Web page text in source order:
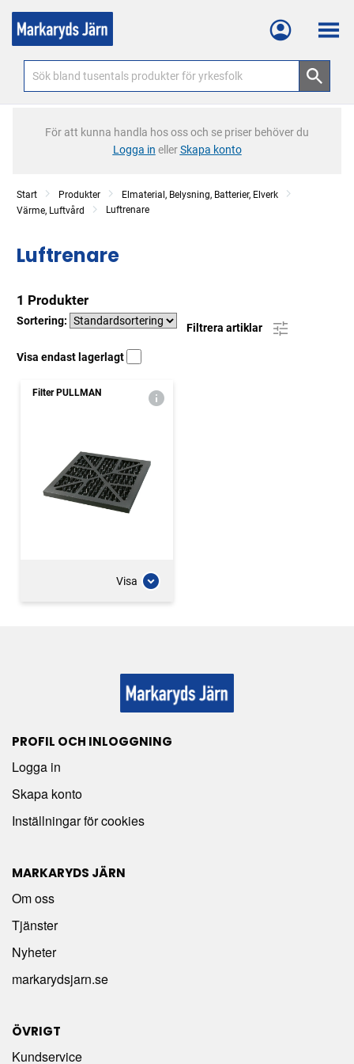
Meny
För att kunna handla hos oss och se priser behöver du
Logga in ellerSkapa konto
Start Produkter
Elmaterial, Belysning, Batterier, Elverk
Värme, Luftvård
Luftrenare
Luftrenare
1 Produkter
Sortering:
Filtrera artiklar
Visa endast lagerlagt
Filter PULLMAN
Visa
PROFIL OCH INLOGGNING
Logga in
Skapa konto
Inställningar för cookies
MARKARYDS JÄRN
Om oss
Tjänster
Nyheter
markarydsjarn.se
ÖVRIGT
Kundservice